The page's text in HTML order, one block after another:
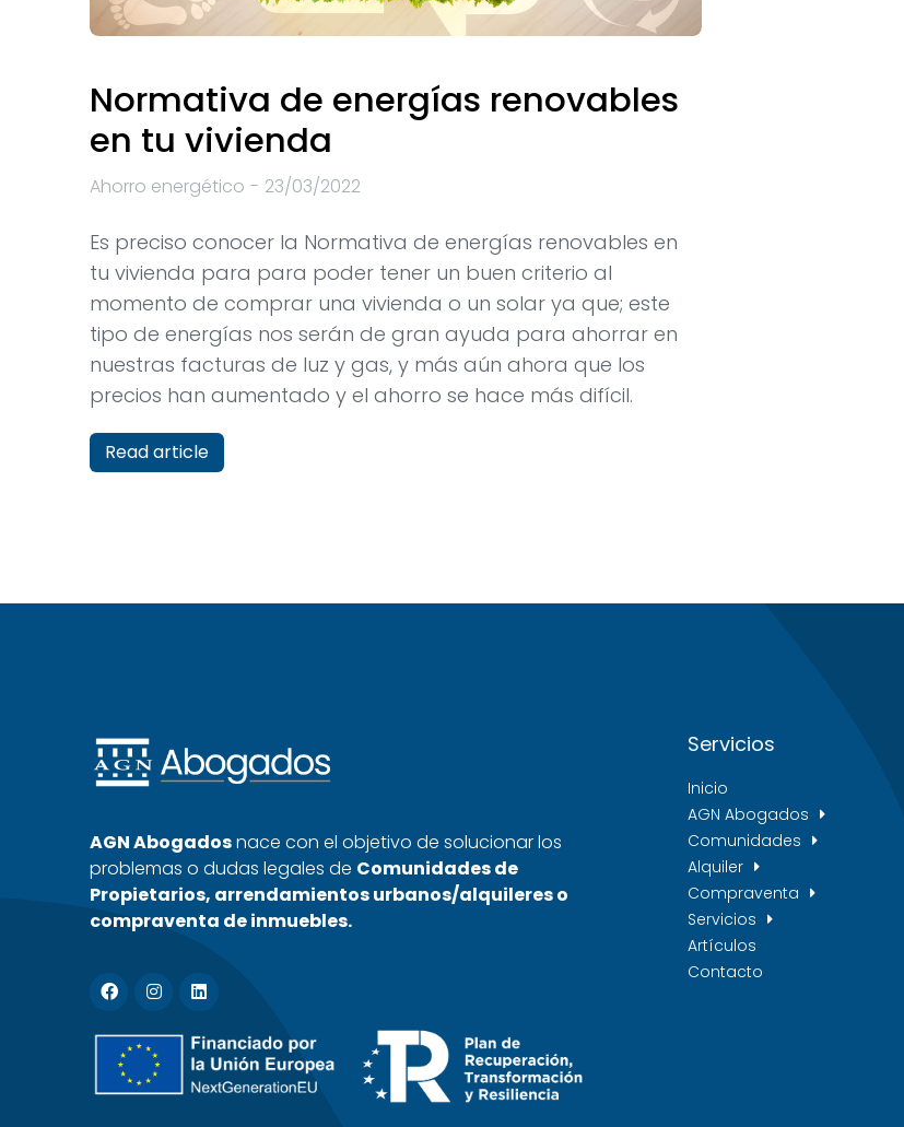
Normativa de energías renovables
en tu vivienda
Ahorro energético 23/03/2022
Es preciso conocer la Normativa de energías renovables en
tu vivienda para para poder tener un buen criterio al
momento de comprar una vivienda o un solar ya que; este
tipo de energías nos serán de gran ayuda para ahorrar en
nuestras facturas de luz y gas, y más aún ahora que los
precios han aumentado y el ahorro se hace más difícil.
Read article
AGN Abogadosnace con el objetivo de solucionar los
problemas o dudas legales de Comunidades de
Propietarios, arrendamientos urbanos/alquileres o
compraventa de inmuebles.
Servicios
Inicio
AGN Abogados
Comunidades
Alquiler
Compraventa
Servicios
Artículos
Contacto